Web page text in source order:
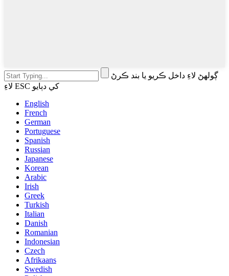
ڳولهڻ لاءِ داخل ڪريو يا بند ڪرڻ
لاءِ ESC کي دٻايو
English
French
German
Portuguese
Spanish
Russian
Japanese
Korean
Arabic
Irish
Greek
Turkish
Italian
Danish
Romanian
Indonesian
Czech
Afrikaans
Swedish